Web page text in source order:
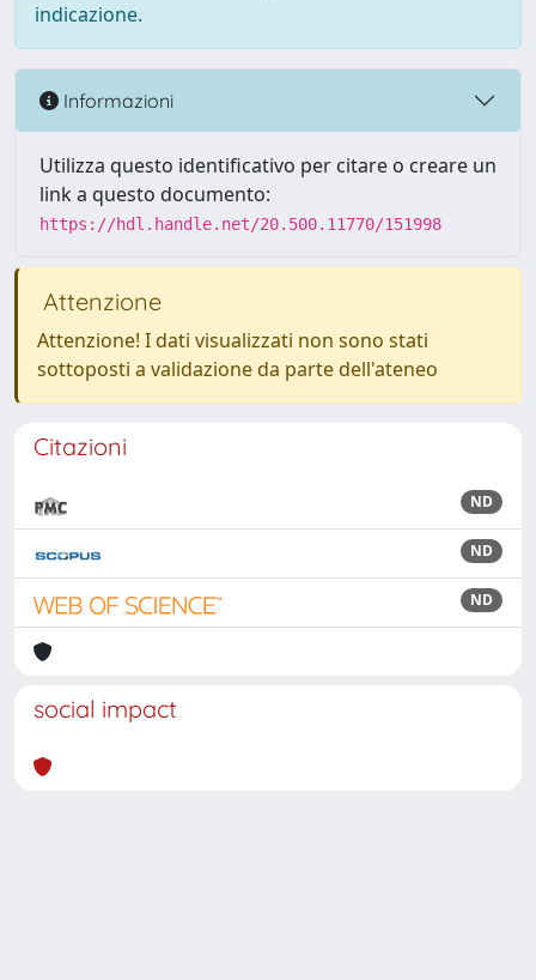
indicazione.
Informazioni
Utilizza questo identificativo per citare o creare un
link a questo documento:
https://hdl.handle.net/20.500.11770/151998
Attenzione
Attenzione! I dati visualizzati non sono stati
sottoposti a validazione da parte dell'ateneo
Citazioni
ND
ND
ND
social impact